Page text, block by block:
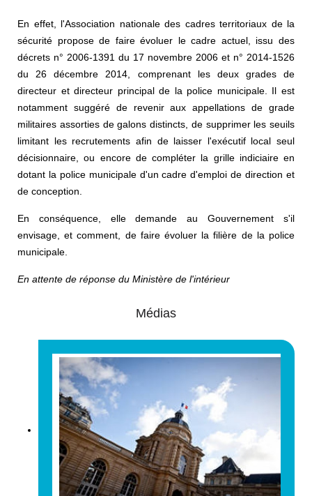
En effet, l'Association nationale des cadres territoriaux de la
sécurité propose de faire évoluer le cadre actuel, issu des
décrets n° 2006-1391 du 17 novembre 2006 et n° 2014-1526
du 26 décembre 2014, comprenant les deux grades de
directeur et directeur principal de la police municipale. Il est
notamment suggéré de revenir aux appellations de grade
militaires assorties de galons distincts, de supprimer les seuils
limitant les recrutements afin de laisser l'exécutif local seul
décisionnaire, ou encore de compléter la grille indiciaire en
dotant la police municipale d'un cadre d'emploi de direction et
de conception.
En conséquence, elle demande au Gouvernement s'il
envisage, et comment, de faire évoluer la filière de la police
municipale.
En attente de réponse du Ministère de l'intérieur
Médias